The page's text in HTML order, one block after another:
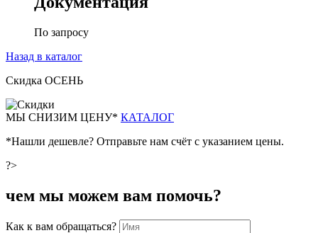
По запросу
Назад в каталог
Скидка ОСЕНЬ
МЫ СНИЗИМ ЦЕНУ* КАТАЛОГ
*Нашли дешевле? Отправьте нам счёт с указанием цены.
?>
чем мы можем вам помочь?
Как к вам обращаться?